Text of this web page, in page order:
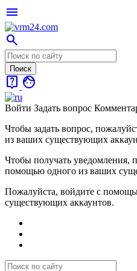
menu
search
live_help face
Войти Задать вопрос
Чтобы задать вопрос,
из ваших существующих
Чтобы получать уведомления,
помощью одного из ваших
Пожалуйста, войдите с
существующих аккаунтов.